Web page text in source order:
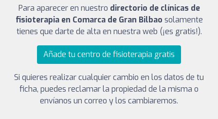
Para aparecer en nuestro directorio de clínicas de
fisioterapia en Comarca de Gran Bilbao solamente
tienes que darte de alta en nuestra web (¡es gratis!).
Añade tu centro de fisioterapia gratis
Si quieres realizar cualquier cambio en los datos de tu
ficha, puedes reclamar la propiedad de la misma o
envíanos un correo y los cambiaremos.